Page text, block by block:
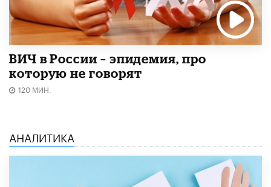
ВИЧ в России – эпидемия, про
которую не говорят
120 МИН.
АНАЛИТИКА